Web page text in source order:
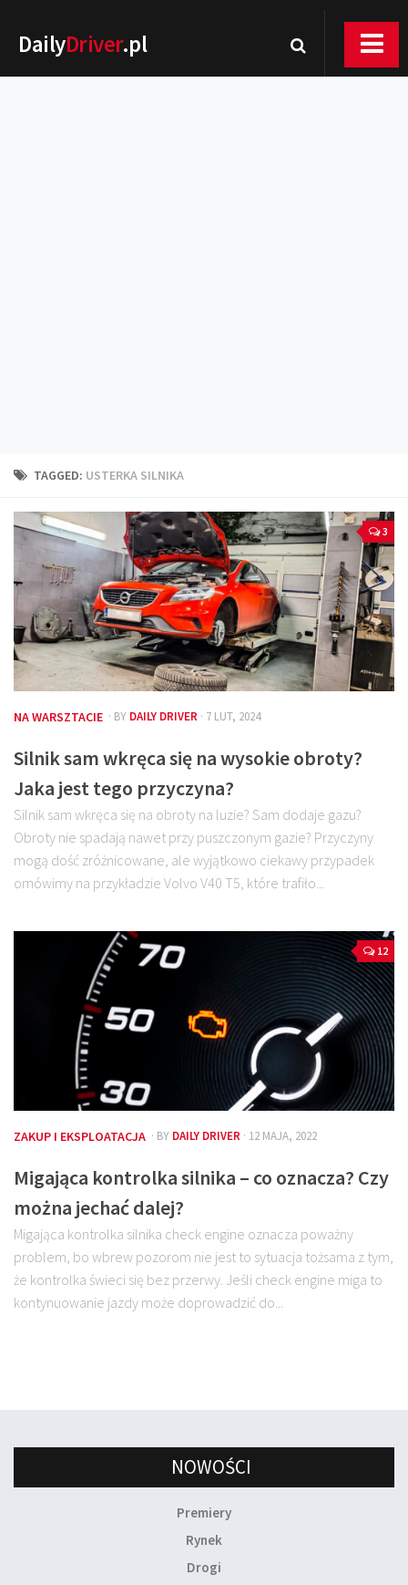
DailyDriver.pl
Technika jazdy
Kalkulatory
Przelicznik mocy
Auto z niemiec
Galerie
TAGGED: USTERKA SILNIKA
3
NA WARSZTACIE · BY DAILY DRIVER · 7 LUT, 2024
Silnik sam wkręca się na wysokie obroty?
Jaka jest tego przyczyna?
Silnik sam wkręca się na obroty na luzie? Sam dodaje gazu?
Obroty nie spadają nawet przy puszczonym gazie? Przyczyny
mogą dość zróżnicowane, ale wyjątkowo ciekawy przypadek
omówimy na przykładzie Volvo V40 T5, które trafiło...
12
ZAKUP I EKSPLOATACJA · BY DAILY DRIVER · 12 MAJA, 2022
Migająca kontrolka silnika – co oznacza? Czy
można jechać dalej?
Migająca kontrolka silnika check engine oznacza poważny
problem, bo wbrew pozorom nie jest to sytuacja tożsama z tym,
że kontrolka świeci się bez przerwy. Jeśli check engine miga to
kontynuowanie jazdy może doprowadzić do...
NOWOŚCI
Premiery
Rynek
Drogi